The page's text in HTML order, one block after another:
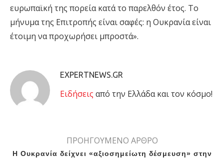
ευρωπαϊκή της πορεία κατά το παρελθόν έτος. Το
μήνυμα της Επιτροπής είναι σαφές: η Ουκρανία είναι
έτοιμη να προχωρήσει μπροστά».
EXPERTNEWS.GR
Eιδήσεις από την Ελλάδα και τον κόσμο!
ΠΡΟΗΓΟΥΜΕΝΟ ΑΡΘΡΟ
Η Ουκρανία δείχνει «αξιοσημείωτη δέσμευση» στην